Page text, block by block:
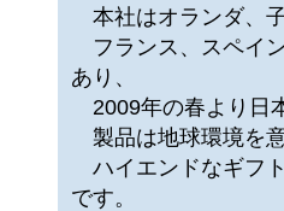
本社はオランダ、
フランス、スペイ
あり、
2009年の春より日
製品は地球環境を
ハイエンドなギフ
です。